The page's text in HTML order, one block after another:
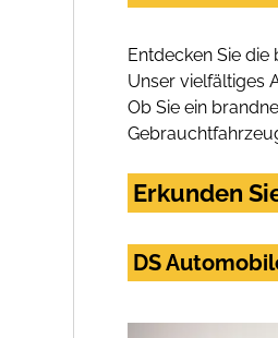
Entdecken Sie
Unser vielfältiges
Ob Sie ein
Erkunden
DS